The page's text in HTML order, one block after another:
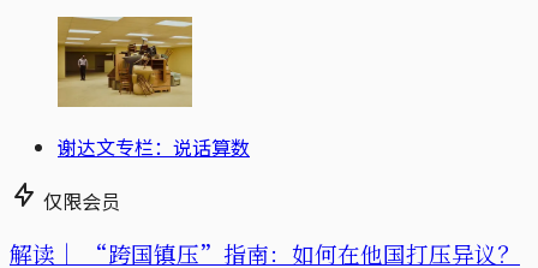
谢达文专栏：说话算数
仅限会员
解读｜ “跨国镇压”指南：如何在他国打压异议？